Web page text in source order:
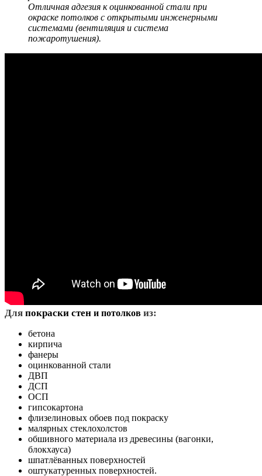
Отличная адгезия к оцинкованной стали при
окраске потолков с открытыми инженерными
системами (вентиляция и система
пожаротушения).
Для покраски стен и потолков из:
бетона
кирпича
фанеры
оцинкованной стали
ДВП
ДСП
ОСП
гипсокартона
флизелиновых обоев под покраску
малярных стеклохолстов
обшивного материала из древесины (вагонки,
блокхауса)
шпатлёванных поверхностей
оштукатуренных поверхностей.